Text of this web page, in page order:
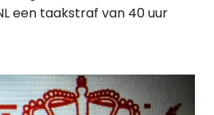
een taakstraf van 40 uur